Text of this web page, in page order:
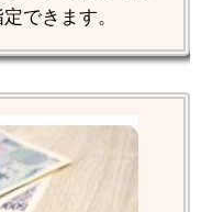
できます。